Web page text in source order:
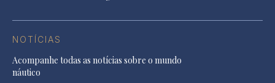
NOTÍCIAS
Acompanhe todas as notícias sobre o mundo
náutico